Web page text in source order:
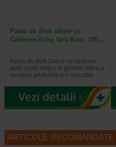
Pasta de dinti albire cu
Carbune Activ, fara fluor, 100…
Pasta de dinti Dabur cu carbune
activ, piper negru si ghimbir ofera o
curatare profunda si o senzatie…
ARTICOLE RECOMANDATE